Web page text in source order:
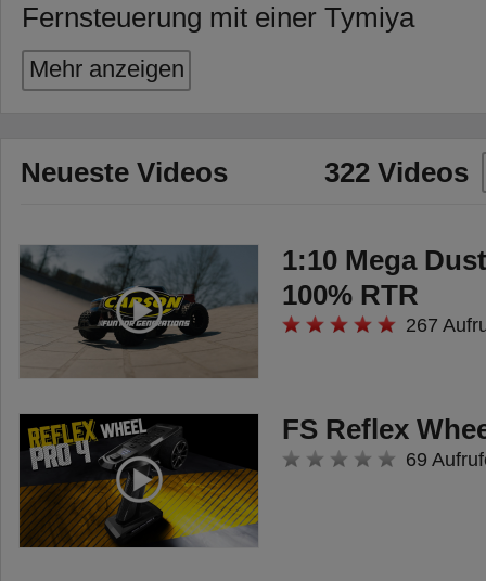
Fernsteuerung mit einer Tymiya
MFC verbindet.
Artikelnummer: 500501006
Kanal
Model Sport ist eine
preisgünstige, moderne und
technisch hochwertige 6-Kanal
Fernsteueranlage für den
Fahrzeugen und Schiffen. Es
können unabhängig 6 Kanäle über
2 Steuerknüppel und 2 Schalter
(1x Taster/1x Schalter)
Mehr anzeigen
Neueste Videos 322 Videos
1:10 Mega
100% RTR
267
FS Reflex
69